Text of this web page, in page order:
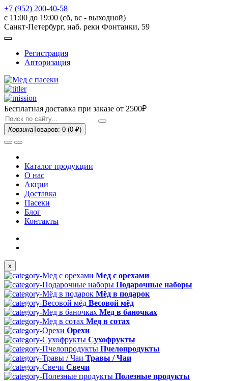
+7 (952) 200-40-58
с 11:00 до 19:00 (сб, вс - выходной)
Санкт-Петербург, наб. реки Фонтанки, 59
Регистрация
Авторизация
Бесплатная доставка при заказе от 2500₽
КорзинаТоваров: 0 (0 ₽)
Каталог продукции
О нас
Акции
Доставка
Пасеки
Блог
Контакты
x
Мед с орехами
Подарочные наборы
Мёд в подарок
Весовой мёд
Мед в баночках
Мед в сотах
Орехи
Сухофрукты
Пчелопродукты
Травы / Чаи
Свечи
Полезные продукты